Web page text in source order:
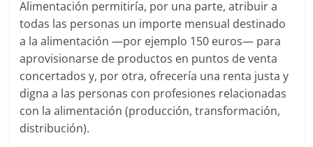
Alimentación permitiría, por una parte, atribuir a
todas las personas un importe mensual destinado
a la alimentación —por ejemplo 150 euros— para
aprovisionarse de productos en puntos de venta
concertados y, por otra, ofrecería una renta justa y
digna a las personas con profesiones relacionadas
con la alimentación (producción, transformación,
distribución).